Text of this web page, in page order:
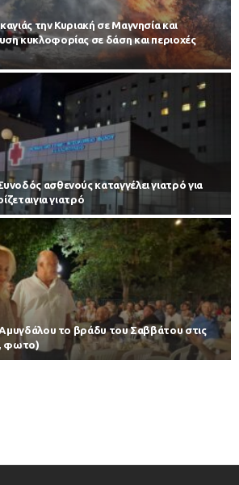
την Κυριακή σε Μαγνησία και
κυκλοφορίας σε δάση και περιοχές
ασθενούς καταγγέλει γιατρό για
γιατρό
Αμυγδάλου το βράδυ του Σαββάτου στις
φωτο)